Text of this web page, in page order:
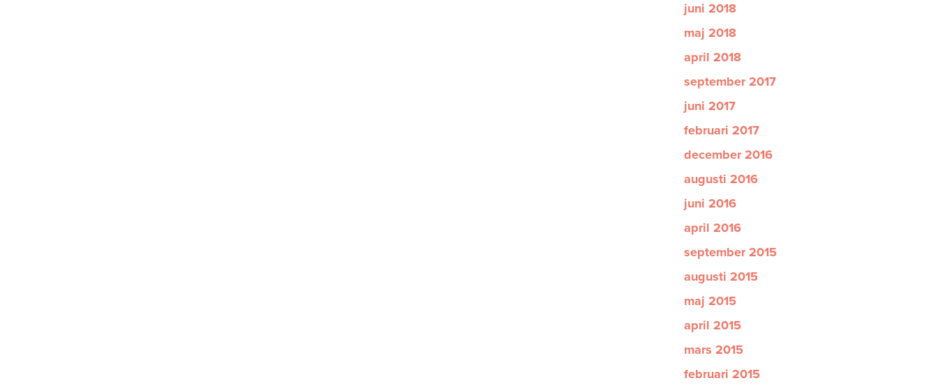
juni 2018
maj 2018
april 2018
september 2017
juni 2017
februari 2017
december 2016
augusti 2016
juni 2016
april 2016
september 2015
augusti 2015
maj 2015
april 2015
mars 2015
februari 2015